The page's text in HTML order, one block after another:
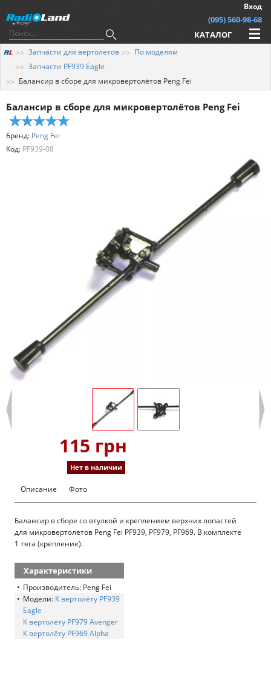
Вход
(095) 560-98-68
КАТАЛОГ
Запчасти для вертолетов
По моделям
Запчасти PF939 Eagle
Балансир в сборе для микровертолётов Peng Fei
Балансир в сборе для микровертолётов Peng Fei
Бренд: Peng Fei
Код: PF939-08
115 грн
Нет в наличии
Описание Фото
Балансир в сборе со втулкой и креплением верхних лопастей
для микровертолётов Peng Fei PF939, PF979, PF969. В комплекте
1 тяга (крепление).
Характеристики
Производитель: Peng Fei
Модели: К вертолёту PF939
Eagle
К вертолёту PF979 Avenger
К вертолёту PF969 Alpha